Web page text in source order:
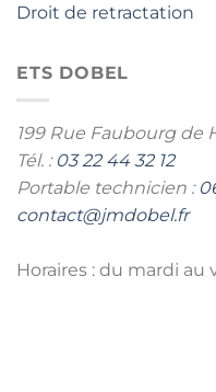
Droit de retractation
ETS DOBEL
199 Rue Faubourg de
Tél. : 03 22 44 32 12
Portable technicien :
contact@jmdobel.fr
Horaires : du mardi au